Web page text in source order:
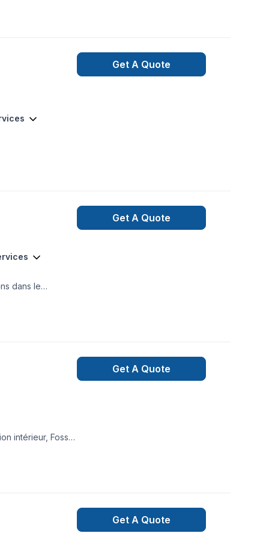
Get A Quote
dans le
Get A Quote
intérieur, Fosse
votre
Get A Quote
Get A Quote